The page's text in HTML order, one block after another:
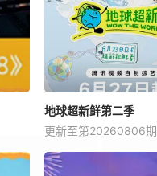
地球超新鲜第二季
更新至第20260806期